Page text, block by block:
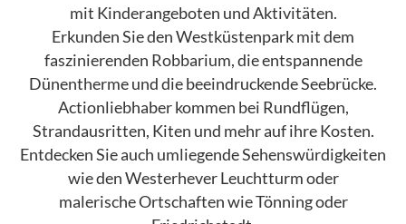
mit Kinderangeboten und Aktivitäten.
Erkunden Sie den Westküstenpark mit dem
faszinierenden Robbarium, die entspannende
Dünentherme und die beeindruckende Seebrücke.
Actionliebhaber kommen bei Rundflügen,
Strandausritten, Kiten und mehr auf ihre Kosten.
Entdecken Sie auch umliegende Sehenswürdigkeiten
wie den Westerhever Leuchtturm oder
malerische Ortschaften wie Tönning oder